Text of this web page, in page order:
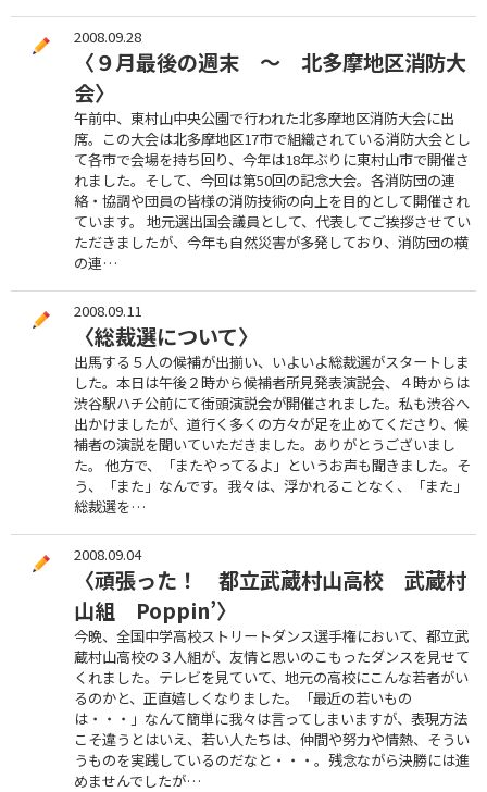
2008.09.28
〈９月最後の週末 ～ 北多摩地区消防大
会〉
午前中、東村山中央公園で行われた北多摩地区消防大会に出
席。この大会は北多摩地区17市で組織されている消防大会とし
て各市で会場を持ち回り、今年は18年ぶりに東村山市で開催さ
れました。そして、今回は第50回の記念大会。各消防団の連
絡・協調や団員の皆様の消防技術の向上を目的として開催され
ています。 地元選出国会議員として、代表してご挨拶させてい
ただきましたが、今年も自然災害が多発しており、消防団の横
の連…
2008.09.11
〈総裁選について〉
出馬する５人の候補が出揃い、いよいよ総裁選がスタートしま
した。本日は午後２時から候補者所見発表演説会、４時からは
渋谷駅ハチ公前にて街頭演説会が開催されました。私も渋谷へ
出かけましたが、道行く多くの方々が足を止めてくださり、候
補者の演説を聞いていただきました。ありがとうございまし
た。 他方で、「またやってるよ」というお声も聞きました。そ
う、「また」なんです。我々は、浮かれることなく、「また」
総裁選を…
2008.09.04
〈頑張った！ 都立武蔵村山高校 武蔵村
山組 Poppin’〉
今晩、全国中学高校ストリートダンス選手権において、都立武
蔵村山高校の３人組が、友情と思いのこもったダンスを見せて
くれました。テレビを見ていて、地元の高校にこんな若者がい
るのかと、正直嬉しくなりました。「最近の若いもの
は・・・」なんて簡単に我々は言ってしまいますが、表現方法
こそ違うとはいえ、若い人たちは、仲間や努力や情熱、そうい
うものを実践しているのだなと・・・。残念ながら決勝には進
めませんでしたが…